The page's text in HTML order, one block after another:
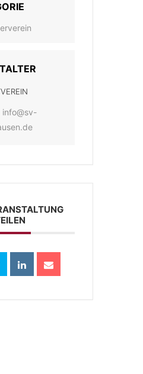
info@sv-